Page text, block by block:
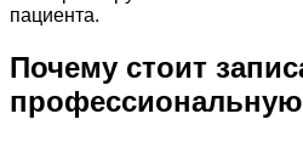
пациента.
Почему стоит
профессиональную